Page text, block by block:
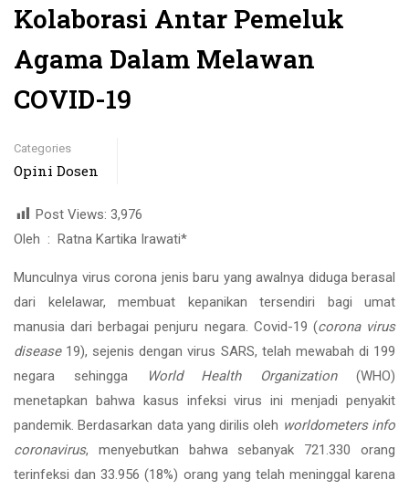
Kolaborasi Antar Pemeluk
Agama Dalam Melawan
COVID-19
Categories
Opini Dosen
Post Views: 3,976
Oleh : Ratna Kartika Irawati*
Munculnya virus corona jenis baru yang awalnya diduga berasal
dari kelelawar, membuat kepanikan tersendiri bagi umat
manusia dari berbagai penjuru negara. Covid-19 (corona virus
disease19), sejenis dengan virus SARS, telah mewabah di 199
negara sehingga
World Health Organization(WHO)
menetapkan bahwa kasus infeksi virus ini menjadi penyakit
pandemik. Berdasarkan data yang dirilis oleh worldometers info
coronavirus, menyebutkan bahwa sebanyak 721.330 orang
terinfeksi dan 33.956 (18%) orang yang telah meninggal karena